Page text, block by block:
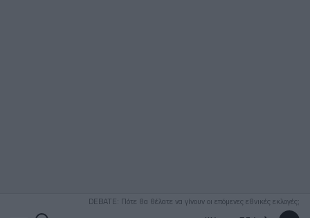
DEBATE: Πότε θα θέλατε να γίνουν οι επόμενες εθνικές εκλογές;